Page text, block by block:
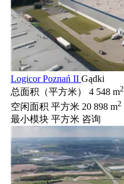
Logicor Poznań II Gądki
总面积（平方米）
4 548 m2
空闲面积 平方米 20 898 m2
最小模块 平方米 咨询